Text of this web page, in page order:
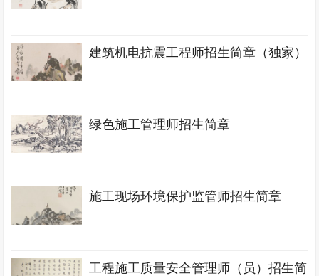
建筑机电抗震工程师招生简章（独家）
绿色施工管理师招生简章
施工现场环境保护监管师招生简章
工程施工质量安全管理师（员）招生简